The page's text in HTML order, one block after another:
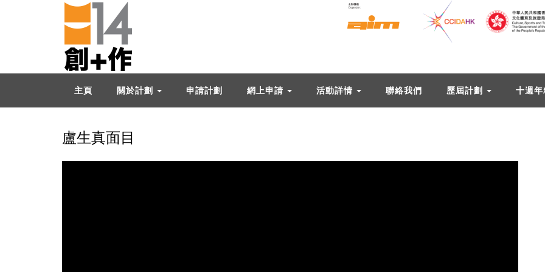
主頁 關於計劃 申請計劃 網上申請 活動詳情 聯絡我們 歷屆計劃 十週
盧生真面目